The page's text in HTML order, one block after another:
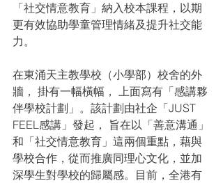
「社交情意教育」納入校本課程，以期
更有效協助學童管理情緒及提升社交能
力。
在東涌天主教學校（小學部）校舍的外
牆， 掛有一幅橫幅， 上面寫有「感講夥
伴學校計劃」。該計劃由社企「JUST
FEEL感講」發起， 旨在以「善意溝通」
和「社交情意教育」這兩個重點，藉與
學校合作，從而推廣同理心文化，並加
深學生對學校的歸屬感。目前，全港有